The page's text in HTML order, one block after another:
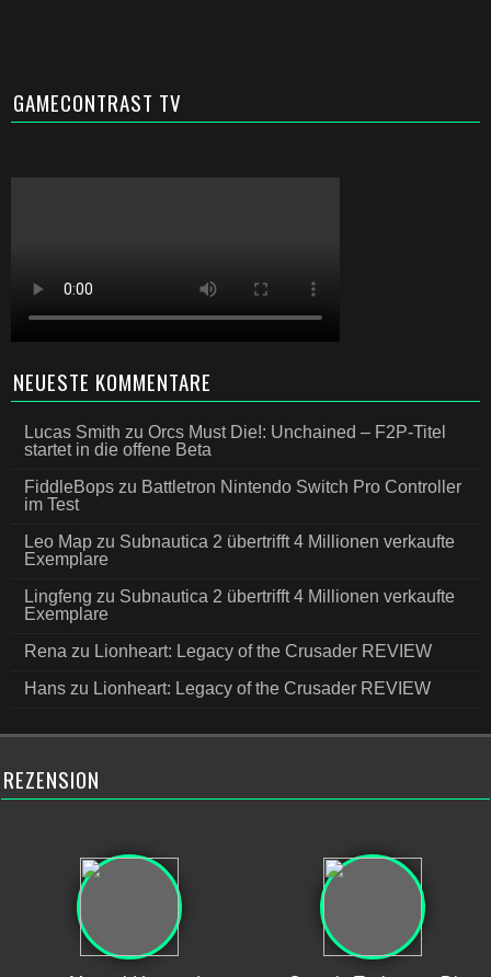
GAMECONTRAST TV
NEUESTE KOMMENTARE
Lucas Smith zu Orcs Must Die!: Unchained – F2P-Titel
startet in die offene Beta
FiddleBops zu Battletron Nintendo Switch Pro Controller
im Test
Leo Map zu Subnautica 2 übertrifft 4 Millionen verkaufte
Exemplare
Lingfeng zu Subnautica 2 übertrifft 4 Millionen verkaufte
Exemplare
Rena zu Lionheart: Legacy of the Crusader REVIEW
Hans zu Lionheart: Legacy of the Crusader REVIEW
REZENSION